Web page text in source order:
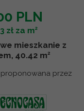
PLN
zł za m2
mieszkanie z
40.42 m2
przez